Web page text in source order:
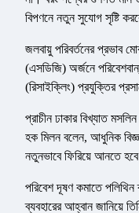
বিপণনে নতুন সুযোগ সৃষ্টি
জলবায়ু পরিবর্তনের প্রভাব
(এসডিজি) অর্জনে
(রিসাইক্লিং) প্রযুক্তির
প্রাচীন ঢাকার বিখ্যাত
হক মিলন বলেন, আধুনিক
নতুনভাবে ফিরিয়ে আনতে
পরিবেশ দূষণ কমাতে পলিথিন
ব্যবহারের আহ্বান জানিয়ে